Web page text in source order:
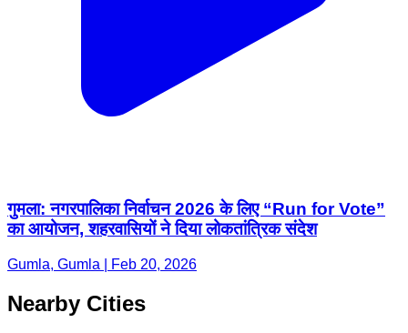
गुमला: नगरपालिका निर्वाचन 2026 के लिए “Run for Vote”
का आयोजन, शहरवासियों ने दिया लोकतांत्रिक संदेश
Gumla, Gumla | Feb 20, 2026
Nearby Cities